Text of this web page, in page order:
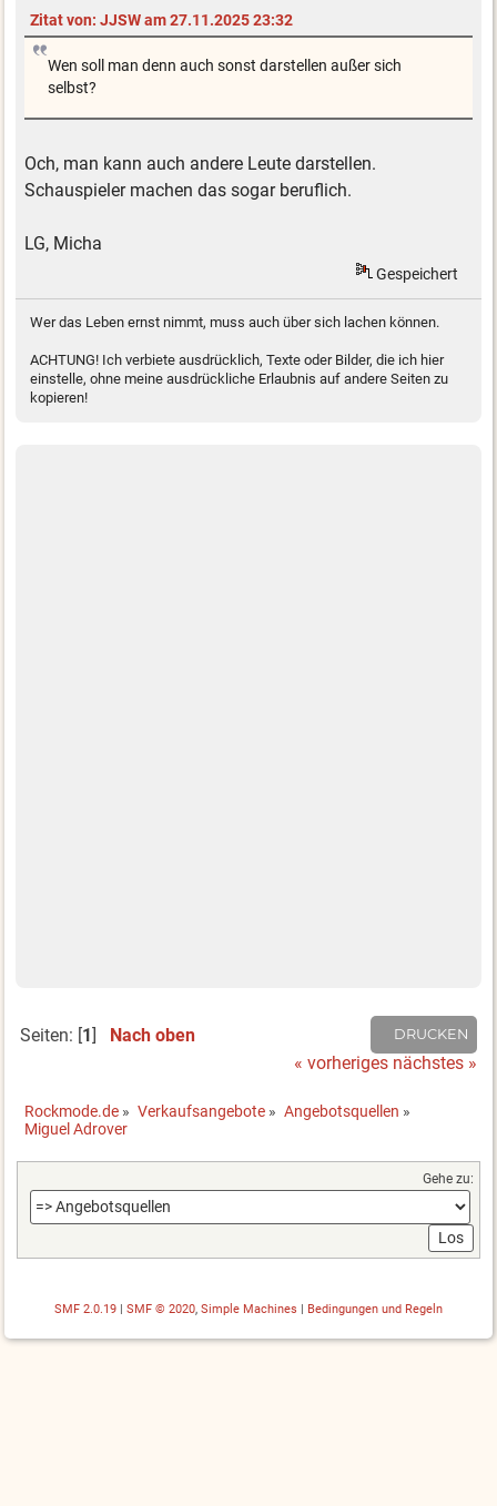
Zitat von: JJSW am 27.11.2025 23:32
Wen soll man denn auch sonst darstellen außer sich
selbst?
Och, man kann auch andere Leute darstellen.
Schauspieler machen das sogar beruflich.
LG, Micha
Gespeichert
Wer das Leben ernst nimmt, muss auch über sich lachen können.
ACHTUNG! Ich verbiete ausdrücklich, Texte oder Bilder, die ich hier
einstelle, ohne meine ausdrückliche Erlaubnis auf andere Seiten zu
kopieren!
DRUCKEN
Seiten: [1]
Nach oben
« vorheriges nächstes »
Rockmode.de » Verkaufsangebote » Angebotsquellen »
Miguel Adrover
Gehe zu:
SMF 2.0.19 | SMF © 2020, Simple Machines | Bedingungen und Regeln